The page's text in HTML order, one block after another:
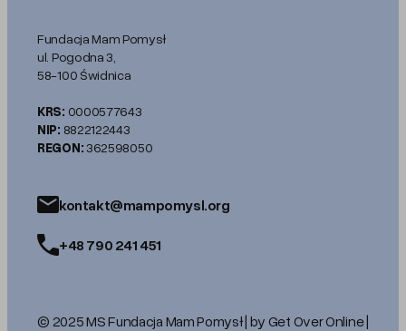
Fundacja Mam Pomysł
ul. Pogodna 3,
58-100 Świdnica
KRS: 0000577643
NIP: 8822122443
REGON:362598050
kontakt@mampomysl.org
+48 790 241 451
© 2025 MS Fundacja Mam Pomysł | by Get Over Online |